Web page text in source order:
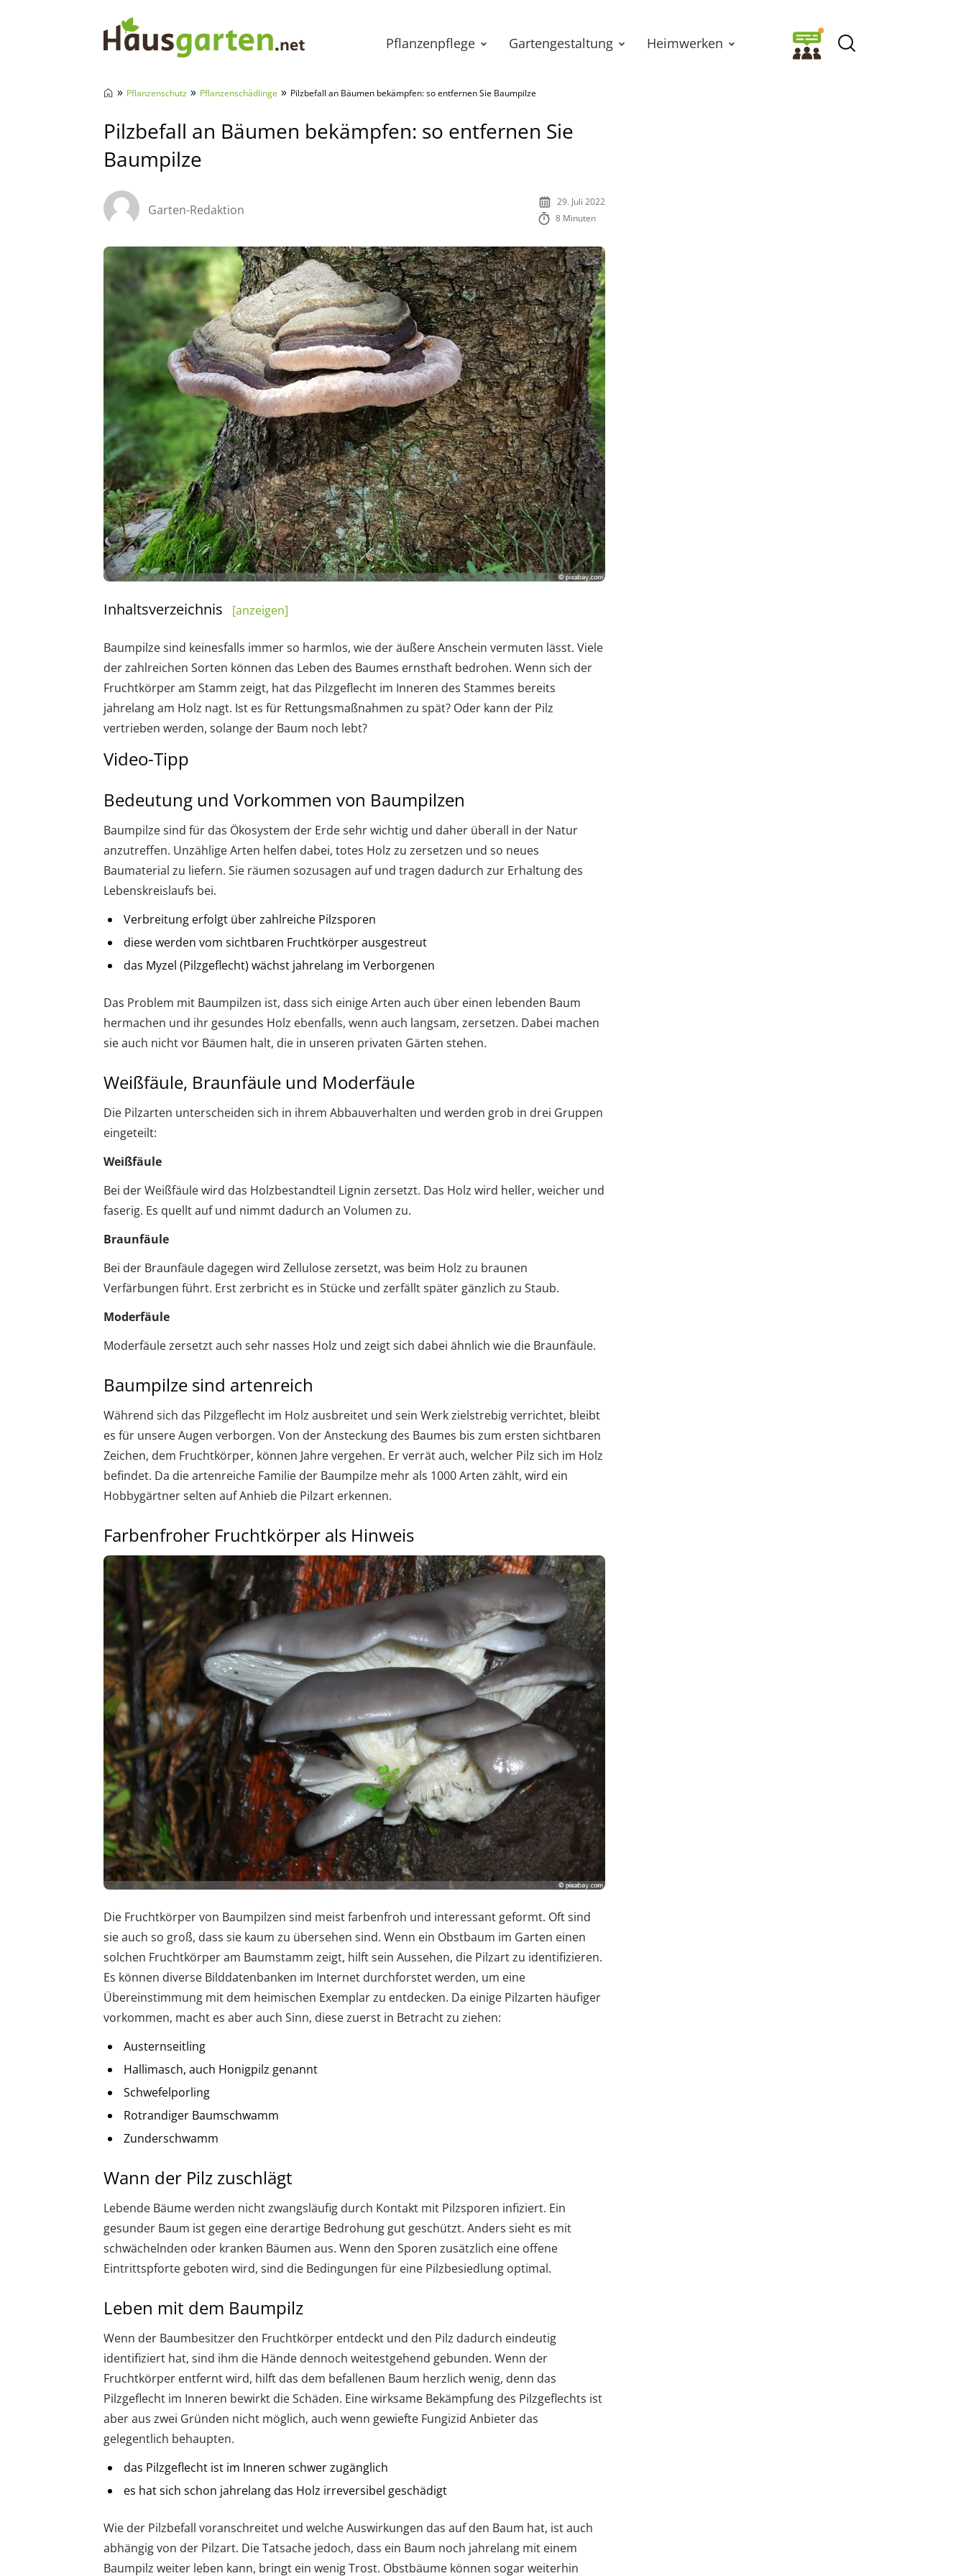
Pflanzenpflege Gartengestaltung Heimwerken
» Pflanzenschutz » Pflanzenschädlinge » Pilzbefall an Bäumen bekämpfen: so entfernen Sie Baumpilze
Pilzbefall an Bäumen bekämpfen: so entfernen Sie
Baumpilze
Garten-Redaktion
29. Juli 2022
8 Minuten
Inhaltsverzeichnis [anzeigen]
Baumpilze sind keinesfalls immer so harmlos, wie der äußere Anschein vermuten lässt. Viele
der zahlreichen Sorten können das Leben des Baumes ernsthaft bedrohen. Wenn sich der
Fruchtkörper am Stamm zeigt, hat das Pilzgeflecht im Inneren des Stammes bereits
jahrelang am Holz nagt. Ist es für Rettungsmaßnahmen zu spät? Oder kann der Pilz
vertrieben werden, solange der Baum noch lebt?
Video-Tipp
Bedeutung und Vorkommen von Baumpilzen
Baumpilze sind für das Ökosystem der Erde sehr wichtig und daher überall in der Natur
anzutreffen. Unzählige Arten helfen dabei, totes Holz zu zersetzen und so neues
Baumaterial zu liefern. Sie räumen sozusagen auf und tragen dadurch zur Erhaltung des
Lebenskreislaufs bei.
Verbreitung erfolgt über zahlreiche Pilzsporen
diese werden vom sichtbaren Fruchtkörper ausgestreut
das Myzel (Pilzgeflecht) wächst jahrelang im Verborgenen
Das Problem mit Baumpilzen ist, dass sich einige Arten auch über einen lebenden Baum
hermachen und ihr gesundes Holz ebenfalls, wenn auch langsam, zersetzen. Dabei machen
sie auch nicht vor Bäumen halt, die in unseren privaten Gärten stehen.
Weißfäule, Braunfäule und Moderfäule
Die Pilzarten unterscheiden sich in ihrem Abbauverhalten und werden grob in drei Gruppen
eingeteilt:
Weißfäule
Bei der Weißfäule wird das Holzbestandteil Lignin zersetzt. Das Holz wird heller, weicher und
faserig. Es quellt auf und nimmt dadurch an Volumen zu.
Braunfäule
Bei der Braunfäule dagegen wird Zellulose zersetzt, was beim Holz zu braunen
Verfärbungen führt. Erst zerbricht es in Stücke und zerfällt später gänzlich zu Staub.
Moderfäule
Moderfäule zersetzt auch sehr nasses Holz und zeigt sich dabei ähnlich wie die Braunfäule.
Baumpilze sind artenreich
Während sich das Pilzgeflecht im Holz ausbreitet und sein Werk zielstrebig verrichtet, bleibt
es für unsere Augen verborgen. Von der Ansteckung des Baumes bis zum ersten sichtbaren
Zeichen, dem Fruchtkörper, können Jahre vergehen. Er verrät auch, welcher Pilz sich im Holz
befindet. Da die artenreiche Familie der Baumpilze mehr als 1000 Arten zählt, wird ein
Hobbygärtner selten auf Anhieb die Pilzart erkennen.
Farbenfroher Fruchtkörper als Hinweis
Die Fruchtkörper von Baumpilzen sind meist farbenfroh und interessant geformt. Oft sind
sie auch so groß, dass sie kaum zu übersehen sind. Wenn ein Obstbaum im Garten einen
solchen Fruchtkörper am Baumstamm zeigt, hilft sein Aussehen, die Pilzart zu identifizieren.
Es können diverse Bilddatenbanken im Internet durchforstet werden, um eine
Übereinstimmung mit dem heimischen Exemplar zu entdecken. Da einige Pilzarten häufiger
vorkommen, macht es aber auch Sinn, diese zuerst in Betracht zu ziehen:
Austernseitling
Hallimasch, auch Honigpilz genannt
Schwefelporling
Rotrandiger Baumschwamm
Zunderschwamm
Wann der Pilz zuschlägt
Lebende Bäume werden nicht zwangsläufig durch Kontakt mit Pilzsporen infiziert. Ein
gesunder Baum ist gegen eine derartige Bedrohung gut geschützt. Anders sieht es mit
schwächelnden oder kranken Bäumen aus. Wenn den Sporen zusätzlich eine offene
Eintrittspforte geboten wird, sind die Bedingungen für eine Pilzbesiedlung optimal.
Leben mit dem Baumpilz
Wenn der Baumbesitzer den Fruchtkörper entdeckt und den Pilz dadurch eindeutig
identifiziert hat, sind ihm die Hände dennoch weitestgehend gebunden. Wenn der
Fruchtkörper entfernt wird, hilft das dem befallenen Baum herzlich wenig, denn das
Pilzgeflecht im Inneren bewirkt die Schäden. Eine wirksame Bekämpfung des Pilzgeflechts ist
aber aus zwei Gründen nicht möglich, auch wenn gewiefte Fungizid Anbieter das
gelegentlich behaupten.
das Pilzgeflecht ist im Inneren schwer zugänglich
es hat sich schon jahrelang das Holz irreversibel geschädigt
Wie der Pilzbefall voranschreitet und welche Auswirkungen das auf den Baum hat, ist auch
abhängig von der Pilzart. Die Tatsache jedoch, dass ein Baum noch jahrelang mit einem
Baumpilz weiter leben kann, bringt ein wenig Trost. Obstbäume können sogar weiterhin